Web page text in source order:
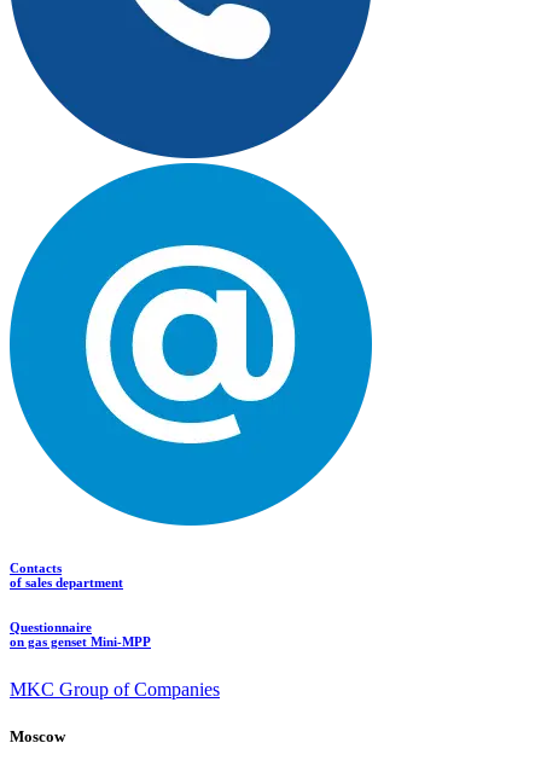
Contacts
of sales department
Questionnaire
on gas genset Mini-MPP
MKC Group of Companies
Moscow